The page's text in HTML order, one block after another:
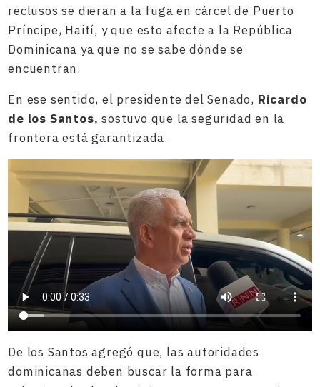
reclusos se dieran a la fuga en cárcel de Puerto
Príncipe, Haití, y que esto afecte a la República
Dominicana ya que no se sabe dónde se
encuentran.
En ese sentido, el presidente del Senado, Ricardo
de los Santos,sostuvo que la seguridad en la
frontera está garantizada.
De los Santos agregó que, las autoridades
dominicanas deben buscar la forma para